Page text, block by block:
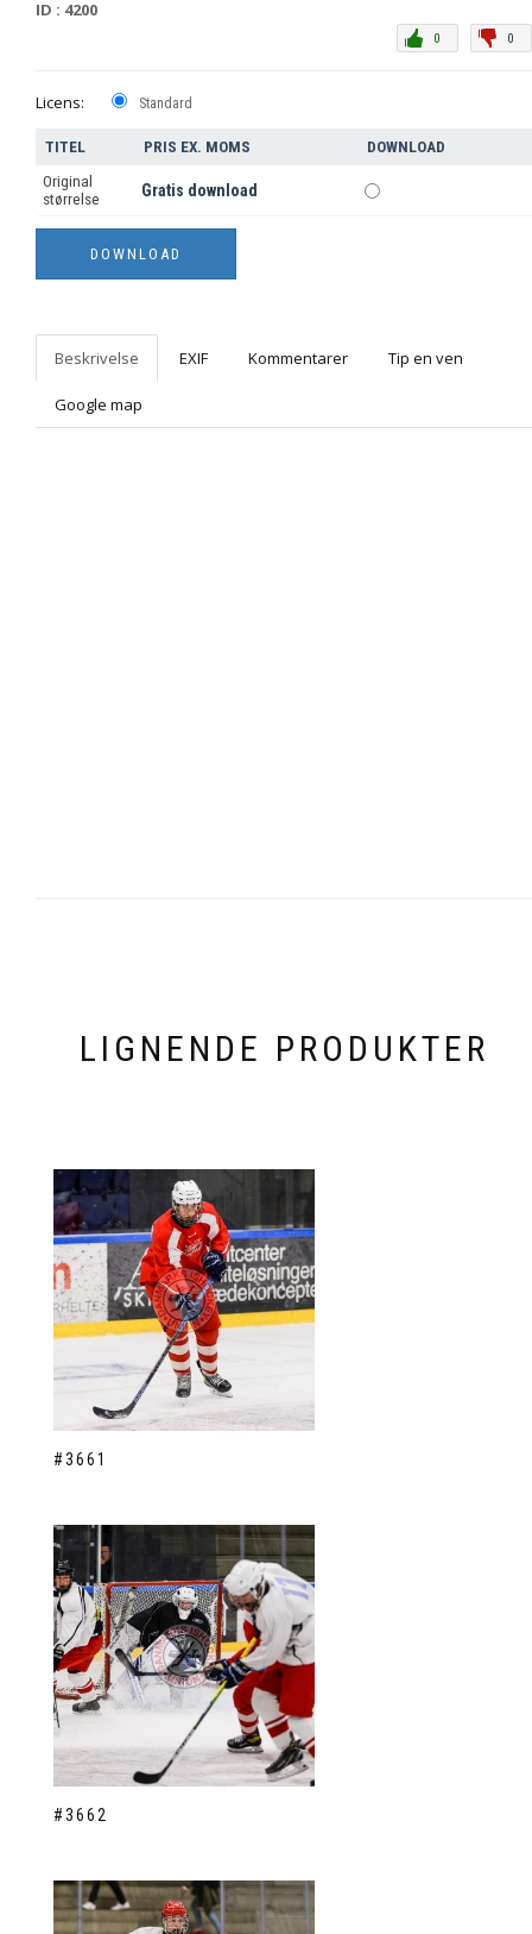
ID : 4200
0
0
Licens: Standard
TITEL PRIS EX. MOMS
DOWNLOAD
Original
størrelse
Gratis download
Beskrivelse EXIF Kommentarer Tip en ven
Google map
LIGNENDE PRODUKTER
#3661
#3662